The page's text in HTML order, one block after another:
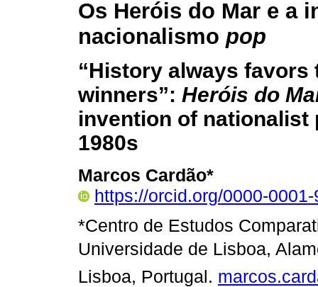
Os Heróis do Mar e a
nacionalismo pop
“History always favors
winners”: Heróis do
invention of nationalist
1980s
Marcos Cardão*
https://orcid.org/0000-
*Centro de Estudos
Universidade de Lisboa,
Lisboa, Portugal.